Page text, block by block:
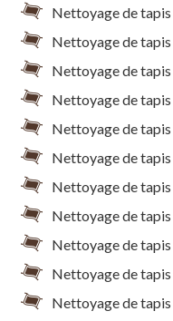
Nettoyage de
Nettoyage de
Nettoyage de
Nettoyage de
Nettoyage de
Nettoyage de
Nettoyage de
Nettoyage de
Nettoyage de
Nettoyage de
Nettoyage de